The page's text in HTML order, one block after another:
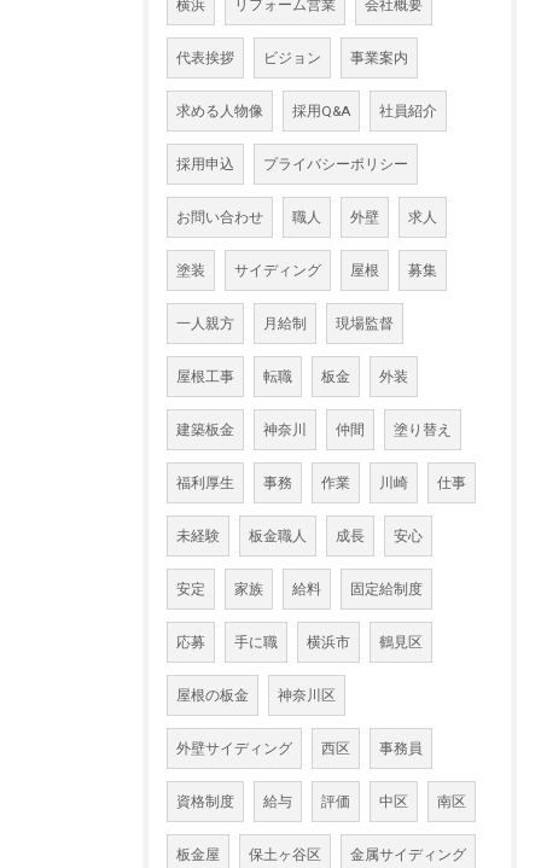
横浜 リフォーム営業 会社概要
代表挨拶 ビジョン 事業案内
求める人物像 採用Q&A 社員紹介
採用申込 プライバシーポリシー
お問い合わせ 職人 外壁 求人
塗装 サイディング 屋根 募集
一人親方 月給制 現場監督
屋根工事 転職 板金 外装
建築板金 神奈川 仲間 塗り替え
福利厚生 事務 作業 川崎 仕事
未経験 板金職人 成長 安心
安定 家族 給料 固定給制度
応募 手に職 横浜市 鶴見区
屋根の板金 神奈川区
外壁サイディング 西区 事務員
資格制度 給与 評価 中区 南区
板金屋 保土ヶ谷区 金属サイディング